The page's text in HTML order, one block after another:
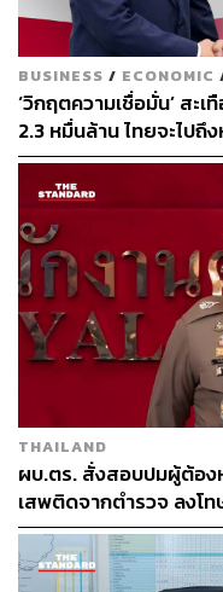
ภาพ: Cagkan Sayin /
อ้างอิง:
https://
ood-flavor-
5
ช่องทางติดตาม THE
Twitter:
Instagram:
Official Line คลิก
สามารถติดตาม
ผ่านแอปพลิเคชันต่างๆ
BUSINESS / ECONOMIC
‘วิกฤตความเชื่อมั่น’ สะ
2.3 หมื่นล้าน ไทยจะไปถึ
THAILAND
ผบ.ตร. สั่งสอบปมผู้ต้อ
เสพติดจากตำรวจ ลงโ